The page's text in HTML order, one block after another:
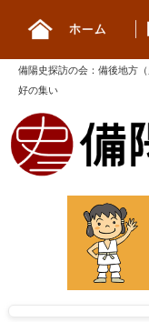
備陽史探訪の会 ： 備後地方
好の集い